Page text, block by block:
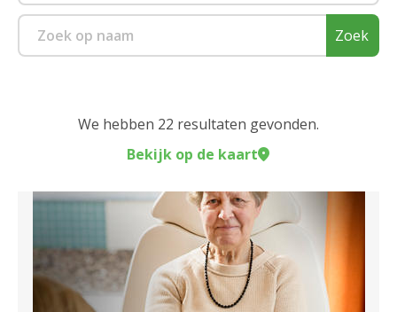
2040 Berendrecht
2050 Antwerpen-Linkeroever
2100 Deurne
2140 Borgerhout
2170 Merksem
2180 Ekeren
2600 Berchem
Kortverblijf
Sluiten
Zoek
We hebben 22 resultaten gevonden.
Bekijk op de kaart